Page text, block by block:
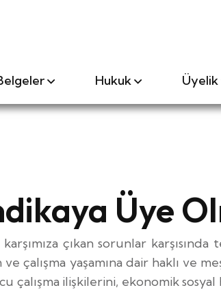
Hukuk Üyelik
Üye
çıkan sorunlar
çalışma yaşamına dair haklı ve
çalışma ilişkilerini, ekonomik